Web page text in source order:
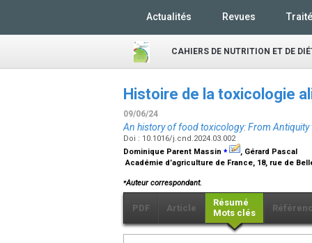
Actualités Revues
CAHIERS DE NUTRITION ET DE
Histoire de la toxicologie
09/06/24
An history of food toxicology: From Antiquity
Doi : 10.1016/j.cnd.2024.03.002
Dominique Parent Massin ⁎
, Gérard Pascal
Académie d’agriculture de France, 18, rue de
⁎Auteur correspondant.
PDF Article
Résumé
Mots clés